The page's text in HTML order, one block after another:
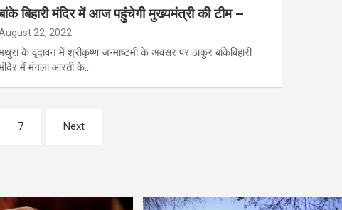
बिहारी मंदिर में आज पहुंचेगी मुख्यमंत्री की टीम –
22, 2022
के वृंदावन में श्रीकृष्ण जन्माष्टमी के अवसर पर ठाकुर बांकेबिहारी
में मंगला आरती के…
7 Next